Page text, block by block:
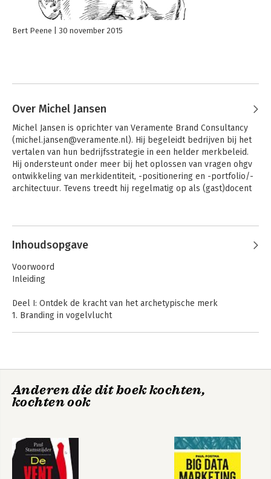
Bert Peene 30 november 2015
Over Michel Jansen
Michel Jansen is oprichter van Veramente Brand Consultancy
(michel.jansen@veramente.nl). Hij begeleidt bedrijven bij het
vertalen van hun bedrijfsstrategie in een helder merkbeleid.
Hij ondersteunt onder meer bij het oplossen van vragen ohgv
ontwikkeling van merkidentiteit, -positionering en -portfolio/-
architectuur. Tevens treedt hij regelmatig op als (gast)docent
artikelen over merken en schreef in de afgelopen jaren onder
Fashioning' en 'Brand Flow'.
Inhoudsopgave
Voorwoord
Inleiding
Deel I: Ontdek de kracht van het archetypische merk
1. Branding in vogelvlucht
7. Nar
8. Rebel
11. Strijder
12. Magiër
13. Wijze
14. Heerser
Anderen die dit boek kochten,
kochten ook